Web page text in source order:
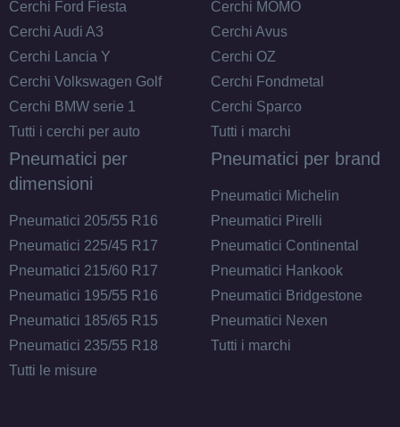
Cerchi Ford Fiesta
Cerchi Audi A3
Cerchi Lancia Y
Cerchi Volkswagen Golf
Cerchi BMW serie 1
Tutti i cerchi per auto
Cerchi MOMO
Cerchi Avus
Cerchi OZ
Cerchi Fondmetal
Cerchi Sparco
Tutti i marchi
Pneumatici per
dimensioni
Pneumatici 205/55 R16
Pneumatici 225/45 R17
Pneumatici 215/60 R17
Pneumatici 195/55 R16
Pneumatici 185/65 R15
Pneumatici 235/55 R18
Tutti le misure
Pneumatici per brand
Pneumatici Michelin
Pneumatici Pirelli
Pneumatici Continental
Pneumatici Hankook
Pneumatici Bridgestone
Pneumatici Nexen
Tutti i marchi